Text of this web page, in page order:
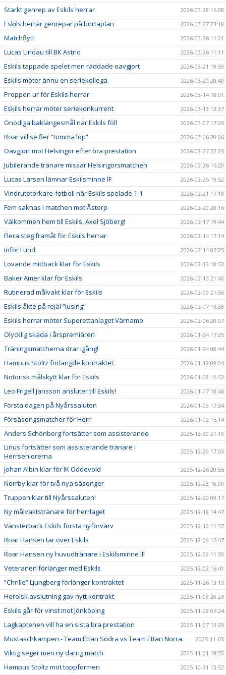
Starkt genrep av Eskils herrar
2026-03-28 16:08
Eskils herrar genrepar på bortaplan 2026-03-27 23:18
Matchflytt 2026-03-26 11:21
Lucas Lindau till BK Astrio 2026-03-26 11:11
Eskils tappade spelet men räddade oavgjort 2026-03-21 19:59
Eskils möter ännu en seriekollega 2026-03-20 20:40
Proppen ur för Eskils herrar 2026-03-14 18:01
Eskils herrar möter seriekonkurrent 2026-03-13 13:37
Onödiga baklängesmål när Eskils föll 2026-03-07 17:26
Roar vill se fler ”tomma löp” 2026-03-06 20:06
Oavgjort mot Helsingör efter bra prestation 2026-02-27 22:23
Jubilerande tränare missar Helsingörsmatchen 2026-02-26 16:20
Lucas Larsen lämnar Eskilsminne IF 2026-02-25 19:52
Vindrutetorkare-fotboll när Eskils spelade 1-1 2026-02-21 17:18
Fem saknas i matchen mot Åstorp 2026-02-20 20:16
Välkommen hem till Eskils, Axel Sjöberg! 2026-02-17 19:44
Flera steg framåt för Eskils herrar 2026-02-14 17:14
Inför Lund 2026-02-14 07:25
Lovande mittback klar för Eskils 2026-02-13 18:53
Baker Amer klar för Eskils 2026-02-10 21:40
Rutinerad målvakt klar för Eskils 2026-02-09 21:56
Eskils åkte på rejäl ”lusing” 2026-02-07 16:38
Eskils herrar möter Superettanlaget Värnamo 2026-02-06 20:07
Olycklig skada i årspremiären 2026-01-24 17:25
Träningsmatcherna drar igång! 2026-01-24 08:44
Hampus Stoltz förlängde kontraktet 2026-01-19 09:04
Notorisk målskytt klar för Eskils 2026-01-08 16:53
Leo Frigell Jansson ansluter till Eskils! 2026-01-07 18:46
Första dagen på Nyårssaluten 2026-01-03 17:34
Försäsongsmatcher för Herr 2026-01-02 15:14
Anders Schönberg fortsätter som assisterande 2025-12-30 21:19
Linus fortsätter som assisterande tränare i
Herrseniorerna
2025-12-29 17:03
Johan Albin klar för IK Oddevold 2025-12-26 20:55
Norrby klar för två nya säsonger 2025-12-23 18:00
Truppen klar till Nyårssaluten! 2025-12-20 09:17
Ny målvaktstränare för herrlaget 2025-12-18 14:47
Vänsterback Eskils första nyförvärv 2025-12-12 11:37
Roar Hansen tar över Eskils 2025-12-09 15:47
Roar Hansen ny huvudtränare i Eskilsminne IF 2025-12-09 11:59
Veteranen förlänger med Eskils 2025-12-02 16:41
”Chrille” Ljungberg förlänger kontraktet 2025-11-26 13:13
Heroisk avslutning gav nytt kontrakt 2025-11-08 20:23
Eskils går för vinst mot Jönköping 2025-11-08 07:24
Lagkaptenen vill ha en sista bra prestation 2025-11-07 13:29
Mustaschkampen - Team Ettan Södra vs Team Ettan Norra. 2025-11-03
Viktig seger men ny darrig match 2025-11-01 19:33
Hampus Stoltz mot toppformen 2025-10-31 13:32